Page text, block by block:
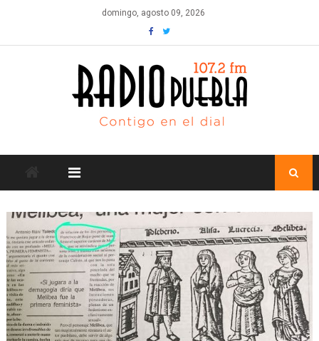
content
domingo, agosto 09, 2026